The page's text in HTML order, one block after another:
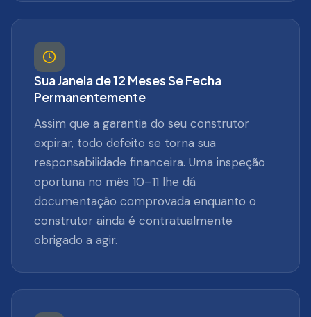
Sua Janela de 12 Meses Se Fecha
Permanentemente
Assim que a garantia do seu construtor
expirar, todo defeito se torna sua
responsabilidade financeira. Uma inspeção
oportuna no mês 10–11 lhe dá
documentação comprovada enquanto o
construtor ainda é contratualmente
obrigado a agir.